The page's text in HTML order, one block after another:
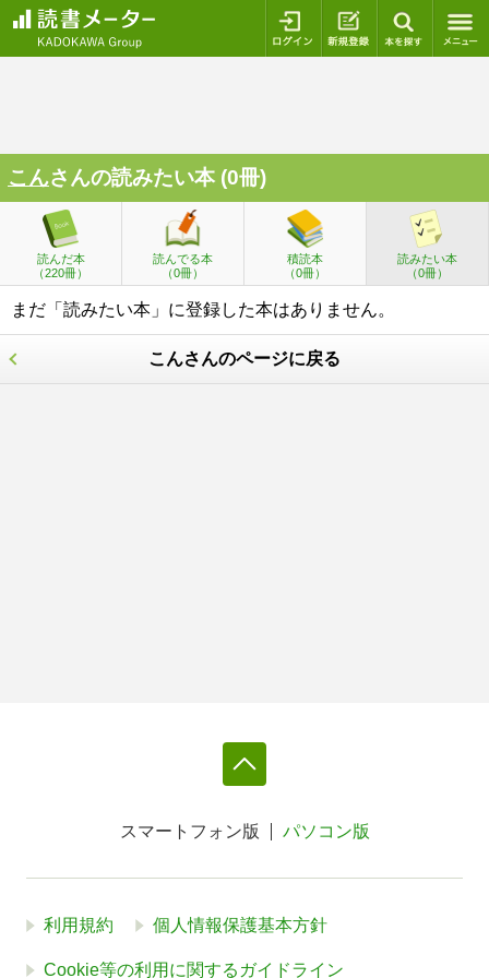
ログイン 新規登録
こんさんの読みたい本 (0冊)
読んだ本
（220冊）
読んでる本
（0冊）
積読本
（0冊）
読みたい本
（0冊）
まだ「読みたい本」に登録した本はありません。
こんさんのページに戻る
スマートフォン版 パソコン版
利用規約 個人情報保護基本方針
Cookie等の利用に関するガイドライン